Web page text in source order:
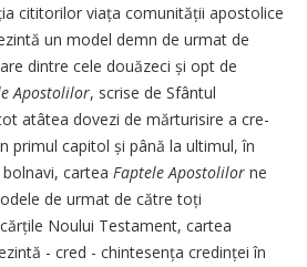
cititorilor viața comunității apostolice
un model demn de urmat de
dintre cele două­zeci și opt de
Apostolilor, scrise de Sfântul
atâtea dovezi de mărturisire a cre­
primul capitol și până la ultimul, în
cartea Faptele Apostolilor ne
de urmat de către toți
Noului Testament, cartea
- cred - chin­tesența credinței în